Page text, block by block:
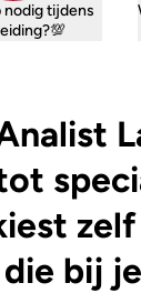
nodig tijdens
bij